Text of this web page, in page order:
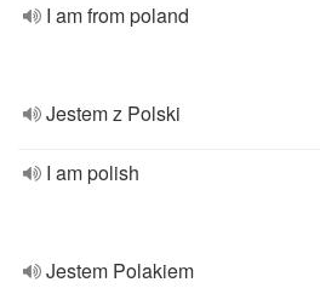
I am from poland
Jestem z Polski
I am polish
Jestem Polakiem